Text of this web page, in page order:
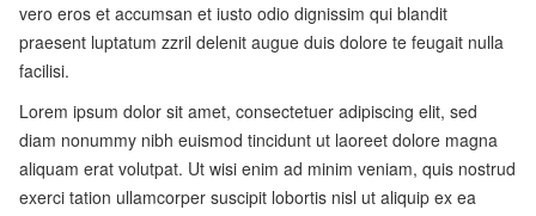
vero eros et accumsan et iusto odio dignissim qui blandit
praesent luptatum zzril delenit augue duis dolore te feugait nulla
facilisi.
Lorem ipsum dolor sit amet, consectetuer adipiscing elit, sed
diam nonummy nibh euismod tincidunt ut laoreet dolore magna
aliquam erat volutpat. Ut wisi enim ad minim veniam, quis nostrud
exerci tation ullamcorper suscipit lobortis nisl ut aliquip ex ea